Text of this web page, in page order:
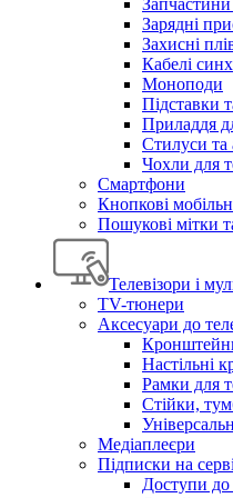
Запчастини
Зарядні
Захисні
Кабелі
Моноподи
Підставки
Приладдя
Стилуси та
Чохли для
Смартфони
Кнопкові
Пошукові мітки
Телевізори і
TV-тюнери
Аксесуари до
Настільні
Рамки для
Стійки,
Медіаплеєри
Підписки на
Доступи до